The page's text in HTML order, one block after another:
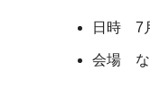
日時 7
会場 な